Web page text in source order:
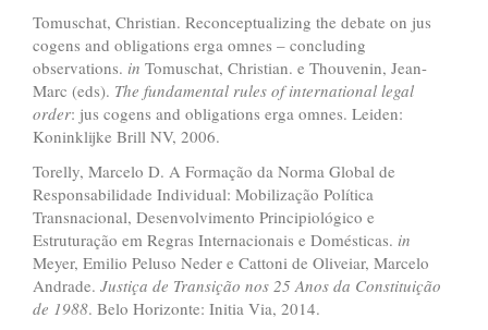
Tomuschat, Christian. Reconceptualizing the debate on jus
cogens and obligations erga omnes – concluding
observations. in Tomuschat, Christian. e Thouvenin, Jean-
Marc (eds). The fundamental rules of international legal
order: jus cogens and obligations erga omnes. Leiden:
Koninklijke Brill NV, 2006.
Torelly, Marcelo D. A Formação da Norma Global de
Responsabilidade Individual: Mobilização Política
Transnacional, Desenvolvimento Principiológico e
Estruturação em Regras Internacionais e Domésticas. in
Meyer, Emilio Peluso Neder e Cattoni de Oliveiar, Marcelo
Andrade. Justiça de Transição nos 25 Anos da Constituição
de 1988. Belo Horizonte: Initia Via, 2014.